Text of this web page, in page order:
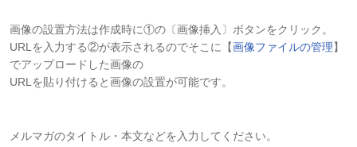
画像の設置方法は作成時に①の〔画像挿入〕ボタンをクリック。
URLを入力する②が表示されるのでそこに【画像ファイルの管理】
でアップロードした画像の
URLを貼り付けると画像の設置が可能です。
メルマガのタイトル・本文などを入力してください。